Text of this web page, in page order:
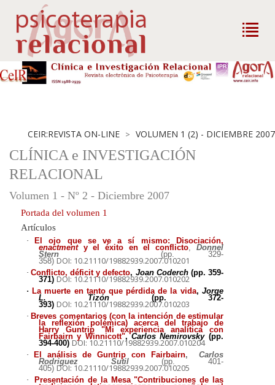
CEIR:REVISTA ON-LINE > VOLUMEN 1 (2) - DICIEMBRE 2007
CLÍNICA e INVESTIGACIÓN
RELACIONAL
Volumen 1 - Nº 2 - Diciembre 2007
Portada del volumen 1
Artículos
· El ojo que se ve a sí mismo: Disociación,
enactmenty el éxito en el conflicto, Donnel
Stern (pp. 329-
358) DOI: 10.21110/19882939.2007.010201
· Conflicto, déficit y defecto, Joan Coderch (pp. 359-
371) DOI: 10.21110/19882939.2007.010202
· La muerte en tanto que pérdida de la vida, Jorge
L. Tizón (pp. 372-
393) DOI: 10.21110/19882939.2007.010203
· Breves comentarios (con la intención de estimular
la reflexión polémica) acerca del trabajo de
Harry Guntrip "Mi experiencia analítica con
Fairbairn y Winnicott", Carlos Nemirovsky (pp.
394-400) DOI: 10.21110/19882939.2007.010204
· El análisis de Guntrip con Fairbairn, Carlos
Rodriguez Sutil (pp. 401-
405) DOI: 10.21110/19882939.2007.010205
· Presentación de la Mesa "Contribuciones de las